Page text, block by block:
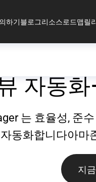
하기블로그리소스로드맵릴
자동
는 효율성,
동화합니다아마
지